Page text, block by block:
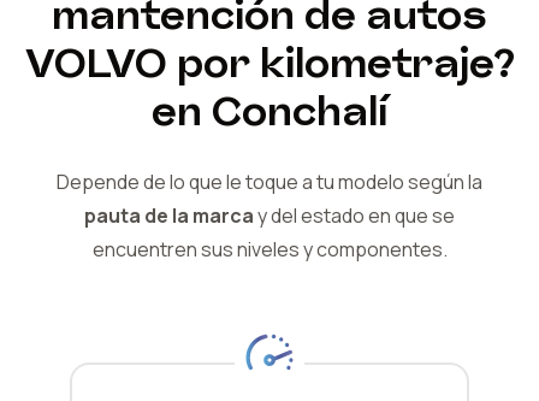
mantención de autos
VOLVO por kilometraje?
en Conchalí
Depende de lo que le toque a tu modelo según la
pauta de la marcay delestado en que se
encuentren sus niveles y componentes.